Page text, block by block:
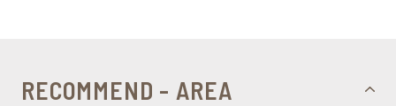
RECOMMEND - AREA